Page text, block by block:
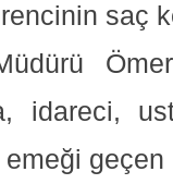
saç
idareci,
emeği